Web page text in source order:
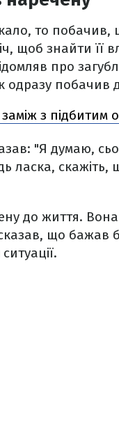
то
щоб знайти її
про
одразу побачив
з підбитим
"Я думаю,
ласка,
до життя.
що бажав